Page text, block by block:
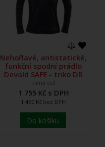
Nehořlavé, antistatické,
funkční spodní prádlo
Devold SAFE - triko DR
cena od
1 755 Kč s DPH
1 450 Kč bez DPH
Do košíku